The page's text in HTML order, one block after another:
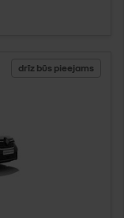
drīz būs pieejams